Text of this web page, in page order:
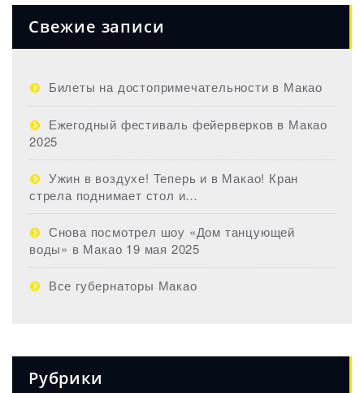
Свежие записи
Билеты на достопримечательности в Макао
Ежегодный фестиваль фейерверков в Макао
2025
Ужин в воздухе! Теперь и в Макао! Кран
стрела поднимает стол и…
Снова посмотрел шоу «Дом танцующей
воды» в Макао 19 мая 2025
Все губернаторы Макао
Рубрики